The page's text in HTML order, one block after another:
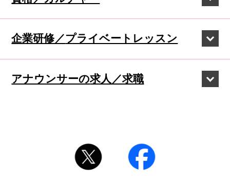
企業研修／プライベートレッスン
アナウンサーの求人／求職